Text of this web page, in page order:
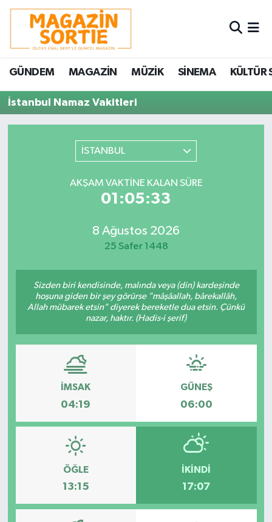
GÜNDEM MAGAZİN MÜZİK SİNEMA KÜLTÜR
İstanbul Namaz Vakitleri
İSTANBUL
AKŞAM VAKTINE KALAN SÜRE
01:05:33
8 Ağustos 2026
25 Safer 1448
Sizden biri kendisinde, malında veya (din) kardeşinde
hoşuna giden bir şey görürse "mâşâallah, bârekallâh,
Allah mübarek etsin" diyerek bereketle dua etsin. Çünkü
nazar, haktır. (Hadis-i şerif)
İMSAK
04:19
GÜNEŞ
06:00
ÖĞLE
13:15
İKINDI
17:07
Nöbetçi Eczaneler
Hava Durumu
Trafik Durumu
Süper Lig Puan Durumu ve Fikstür
Son Dakika Haberleri